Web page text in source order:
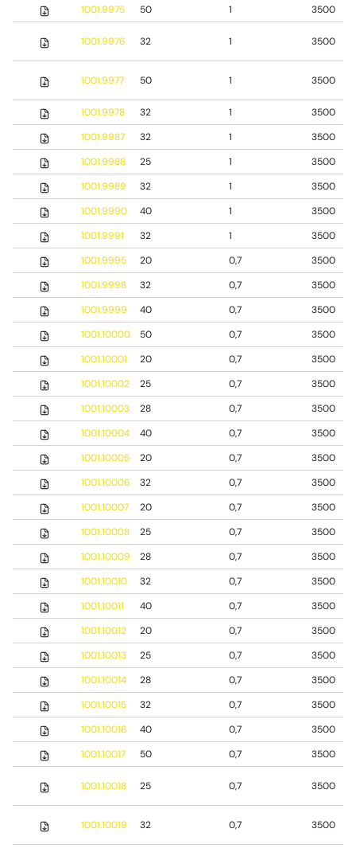
1001.9975
50 1 3500
1001.9976 32 1 3500
1001.9977 50 1 3500
1001.9978 32 1
3500
1001.9987
32 1
3500
1001.9988
25 1
3500
1001.9989
32 1
3500
1001.9990
40 1
3500
1001.9991
32 1
3500
1001.9995
20 0,7
3500
1001.9998
32 0,7
3500
1001.9999
40 0,7
3500
1001.10000
50 0,7
3500
1001.10001
20 0,7
3500
1001.10002
25 0,7
3500
1001.10003
28 0,7
3500
1001.10004
40 0,7
3500
1001.10005
20 0,7
3500
1001.10006
32 0,7
3500
1001.10007
20 0,7
3500
1001.10008
25 0,7
3500
1001.10009
28 0,7
3500
1001.10010
32 0,7
3500
1001.10011
40 0,7
3500
1001.10012
20 0,7
3500
1001.10013
25 0,7
3500
1001.10014
28 0,7
3500
1001.10015
32 0,7
3500
1001.10016
40 0,7
3500
1001.10017
50 0,7 3500
1001.10018 25 0,7 3500
1001.10019 32 0,7 3500